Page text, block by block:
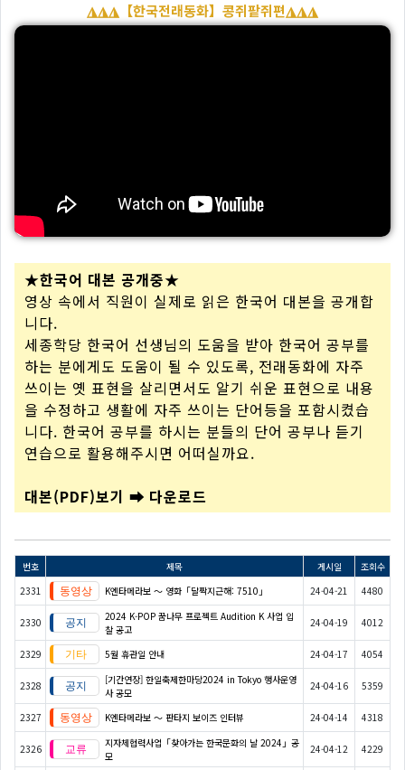
◮◮◮【한국전래동화】콩쥐팥쥐편◮◮◮
★한국어 대본 공개중★
영상 속에서 직원이 실제로 읽은 한국어 대본을 공개합
니다.
세종학당 한국어 선생님의 도움을 받아 한국어 공부를
하는 분에게도 도움이 될 수 있도록, 전래동화에 자주
쓰이는 옛 표현을 살리면서도 알기 쉬운 표현으로 내용
을 수정하고 생활에 자주 쓰이는 단어등을 포함시켰습
니다. 한국어 공부를 하시는 분들의 단어 공부나 듣기
연습으로 활용해주시면 어떠실까요.
대본(PDF)보기 ➡ 다운로드
번호 제목 게시일
조회수
2331
K엔타메라보 ～ 영화「달짝지근해: 7510」 24-04-21 4480
2330
2024 K-POP 꿈나무 프로젝트 Audition K 사업 입
찰 공고
24-04-19 4012
2329 5월 휴관일 안내 24-04-17 4054
2328
[기간연장] 한일축제한마당2024 in Tokyo 행사운영
사 공모
24-04-16 5359
2327 K엔타메라보 ～ 판타지 보이즈 인터뷰 24-04-14 4318
2326
지자체협력사업「찾아가는 한국문화의 날 2024」공
모
24-04-12 4229